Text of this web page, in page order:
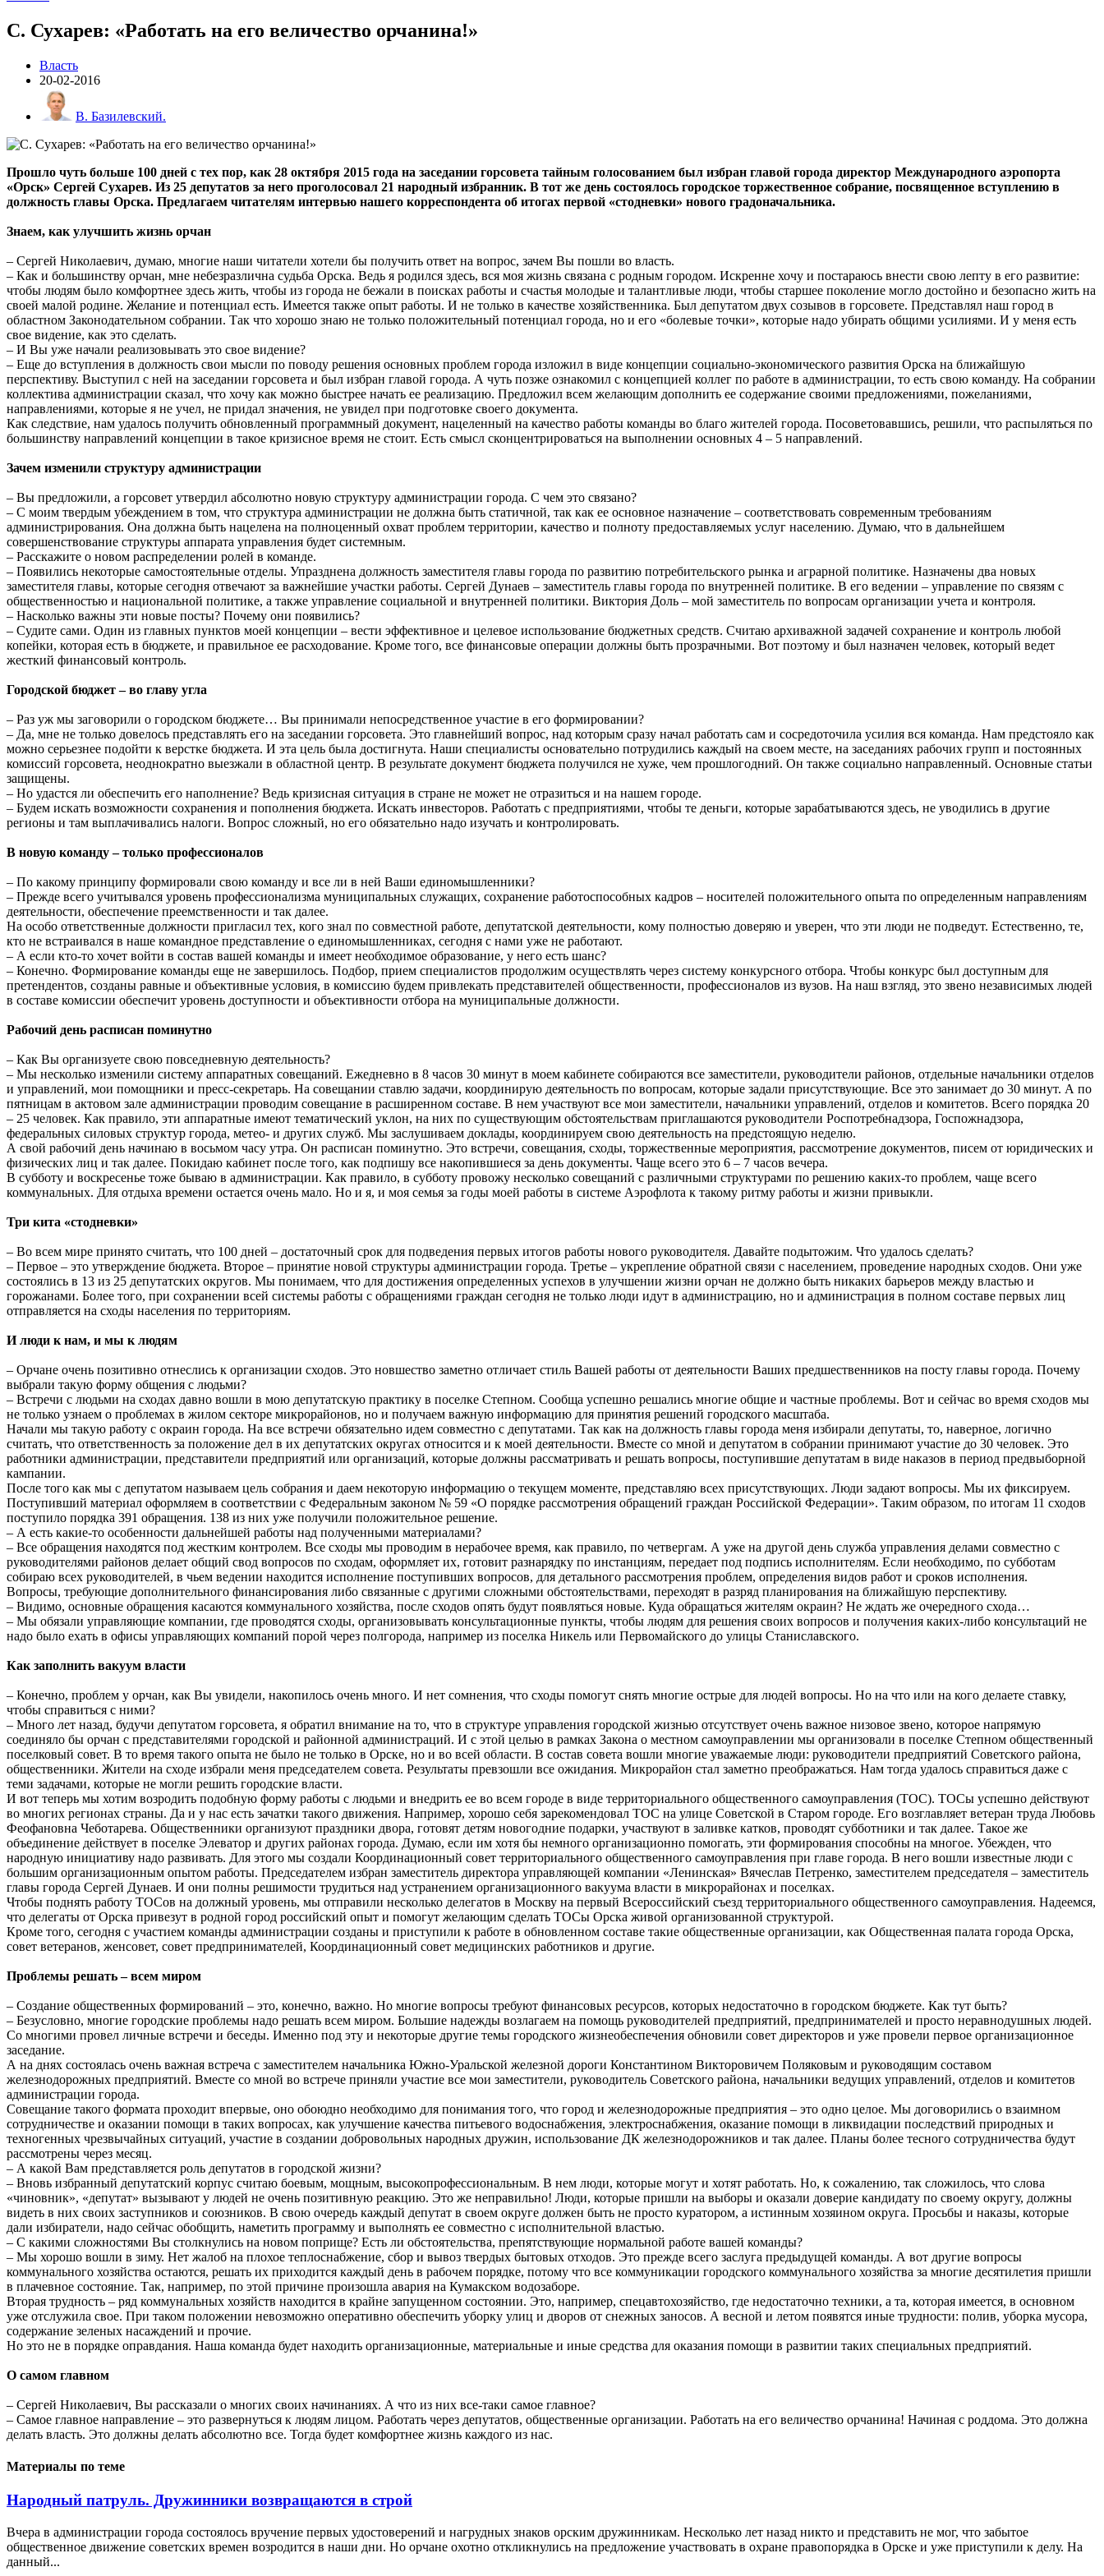
С. Сухарев: «Работать на его величество орчанина!»
Власть
20-02-2016
В. Базилевский.
Прошло чуть больше 100 дней с тех пор, как 28 октября 2015 года на заседании горсовета тайным голосованием был избран главой города директор Международного аэропорта
«Орск» Сергей Сухарев. Из 25 депутатов за него проголосовал 21 народный избранник. В тот же день состоялось городское торжественное собрание, посвященное вступлению в
должность главы Орска. Предлагаем читателям интервью нашего корреспондента об итогах первой «стодневки» нового градоначальника.
Знаем, как улучшить жизнь орчан
– Сергей Николаевич, думаю, многие наши читатели хотели бы получить ответ на вопрос, зачем Вы пошли во власть.
– Как и большинству орчан, мне небезразлична судьба Орска. Ведь я родился здесь, вся моя жизнь связана с родным городом. Искренне хочу и постараюсь внести свою лепту в его развитие:
чтобы людям было комфортнее здесь жить, чтобы из города не бежали в поисках работы и счастья молодые и талантливые люди, чтобы старшее поколение могло достойно и безопасно жить на
своей малой родине. Желание и потенциал есть. Имеется также опыт работы. И не только в качестве хозяйственника. Был депутатом двух созывов в горсовете. Представлял наш город в
областном Законодательном собрании. Так что хорошо знаю не только положительный потенциал города, но и его «болевые точки», которые надо убирать общими усилиями. И у меня есть
свое видение, как это сделать.
– И Вы уже начали реализовывать это свое видение?
– Еще до вступления в должность свои мысли по поводу решения основных проблем города изложил в виде концепции социально-экономического развития Орска на ближайшую
перспективу. Выступил с ней на заседании горсовета и был избран главой города. А чуть позже ознакомил с концепцией коллег по работе в администрации, то есть свою команду. На собрании
коллектива администрации сказал, что хочу как можно быстрее начать ее реализацию. Предложил всем желающим дополнить ее содержание своими предложениями, пожеланиями,
направлениями, которые я не учел, не придал значения, не увидел при подготовке своего документа.
Как следствие, нам удалось получить обновленный программный документ, нацеленный на качество работы команды во благо жителей города. Посоветовавшись, решили, что распыляться по
большинству направлений концепции в такое кризисное время не стоит. Есть смысл сконцентрироваться на выполнении основных 4 – 5 направлений.
Зачем изменили структуру администрации
– Вы предложили, а горсовет утвердил абсолютно новую структуру администрации города. С чем это связано?
– С моим твердым убеждением в том, что структура администрации не должна быть статичной, так как ее основное назначение – соответствовать современным требованиям
администрирования. Она должна быть нацелена на полноценный охват проблем территории, качество и полноту предоставляемых услуг населению. Думаю, что в дальнейшем
совершенствование структуры аппарата управления будет системным.
– Расскажите о новом распределении ролей в команде.
– Появились некоторые самостоятельные отделы. Упразднена должность заместителя главы города по развитию потребительского рынка и аграрной политике. Назначены два новых
заместителя главы, которые сегодня отвечают за важнейшие участки работы. Сергей Дунаев – заместитель главы города по внутренней политике. В его ведении – управление по связям с
общественностью и национальной политике, а также управление социальной и внутренней политики. Виктория Доль – мой заместитель по вопросам организации учета и контроля.
– Насколько важны эти новые посты? Почему они появились?
– Судите сами. Один из главных пунктов моей концепции – вести эффективное и целевое использование бюджетных средств. Считаю архиважной задачей сохранение и контроль любой
копейки, которая есть в бюджете, и правильное ее расходование. Кроме того, все финансовые операции должны быть прозрачными. Вот поэтому и был назначен человек, который ведет
жесткий финансовый контроль.
Городской бюджет – во главу угла
– Раз уж мы заговорили о городском бюджете… Вы принимали непосредственное участие в его формировании?
– Да, мне не только довелось представлять его на заседании горсовета. Это главнейший вопрос, над которым сразу начал работать сам и сосредоточила усилия вся команда. Нам предстояло как
можно серьезнее подойти к верстке бюджета. И эта цель была достигнута. Наши специалисты основательно потрудились каждый на своем месте, на заседаниях рабочих групп и постоянных
комиссий горсовета, неоднократно выезжали в областной центр. В результате документ бюджета получился не хуже, чем прошлогодний. Он также социально направленный. Основные статьи
защищены.
– Но удастся ли обеспечить его наполнение? Ведь кризисная ситуация в стране не может не отразиться и на нашем городе.
– Будем искать возможности сохранения и пополнения бюджета. Искать инвесторов. Работать с предприятиями, чтобы те деньги, которые зарабатываются здесь, не уводились в другие
регионы и там выплачивались налоги. Вопрос сложный, но его обязательно надо изучать и контролировать.
В новую команду – только профессионалов
– По какому принципу формировали свою команду и все ли в ней Ваши единомышленники?
– Прежде всего учитывался уровень профессионализма муниципальных служащих, сохранение работоспособных кадров – носителей положительного опыта по определенным направлениям
деятельности, обеспечение преемственности и так далее.
На особо ответственные должности пригласил тех, кого знал по совместной работе, депутатской деятельности, кому полностью доверяю и уверен, что эти люди не подведут. Естественно, те,
кто не встраивался в наше командное представление о единомышленниках, сегодня с нами уже не работают.
– А если кто-то хочет войти в состав вашей команды и имеет необходимое образование, у него есть шанс?
– Конечно. Формирование команды еще не завершилось. Подбор, прием специалистов продолжим осуществлять через систему конкурсного отбора. Чтобы конкурс был доступным для
претендентов, созданы равные и объективные условия, в комиссию будем привлекать представителей общественности, профессионалов из вузов. На наш взгляд, это звено независимых людей
в составе комиссии обеспечит уровень доступности и объективности отбора на муниципальные должности.
Рабочий день расписан поминутно
– Как Вы организуете свою повседневную деятельность?
– Мы несколько изменили систему аппаратных совещаний. Ежедневно в 8 часов 30 минут в моем кабинете собираются все заместители, руководители районов, отдельные начальники отделов
и управлений, мои помощники и пресс-секретарь. На совещании ставлю задачи, координирую деятельность по вопросам, которые задали присутствующие. Все это занимает до 30 минут. А по
пятницам в актовом зале администрации проводим совещание в расширенном составе. В нем участвуют все мои заместители, начальники управлений, отделов и комитетов. Всего порядка 20
– 25 человек. Как правило, эти аппаратные имеют тематический уклон, на них по существующим обстоятельствам приглашаются руководители Роспотребнадзора, Госпожнадзора,
федеральных силовых структур города, метео- и других служб. Мы заслушиваем доклады, координируем свою деятельность на предстоящую неделю.
А свой рабочий день начинаю в восьмом часу утра. Он расписан поминутно. Это встречи, совещания, сходы, торжественные мероприятия, рассмотрение документов, писем от юридических и
физических лиц и так далее. Покидаю кабинет после того, как подпишу все накопившиеся за день документы. Чаще всего это 6 – 7 часов вечера.
В субботу и воскресенье тоже бываю в администрации. Как правило, в субботу провожу несколько совещаний с различными структурами по решению каких-то проблем, чаще всего
коммунальных. Для отдыха времени остается очень мало. Но и я, и моя семья за годы моей работы в системе Аэрофлота к такому ритму работы и жизни привыкли.
Три кита «стодневки»
– Во всем мире принято считать, что 100 дней – достаточный срок для подведения первых итогов работы нового руководителя. Давайте подытожим. Что удалось сделать?
– Первое – это утверждение бюджета. Второе – принятие новой структуры администрации города. Третье – укрепление обратной связи с населением, проведение народных сходов. Они уже
состоялись в 13 из 25 депутатских округов. Мы понимаем, что для достижения определенных успехов в улучшении жизни орчан не должно быть никаких барьеров между властью и
горожанами. Более того, при сохранении всей системы работы с обращениями граждан сегодня не только люди идут в администрацию, но и администрация в полном составе первых лиц
отправляется на сходы населения по территориям.
И люди к нам, и мы к людям
– Орчане очень позитивно отнеслись к организации сходов. Это новшество заметно отличает стиль Вашей работы от деятельности Ваших предшественников на посту главы города. Почему
выбрали такую форму общения с людьми?
– Встречи с людьми на сходах давно вошли в мою депутатскую практику в поселке Степном. Сообща успешно решались многие общие и частные проблемы. Вот и сейчас во время сходов мы
не только узнаем о проблемах в жилом секторе микрорайонов, но и получаем важную информацию для принятия решений городского масштаба.
Начали мы такую работу с окраин города. На все встречи обязательно идем совместно с депутатами. Так как на должность главы города меня избирали депутаты, то, наверное, логично
считать, что ответственность за положение дел в их депутатских округах относится и к моей деятельности. Вместе со мной и депутатом в собрании принимают участие до 30 человек. Это
работники администрации, представители предприятий или организаций, которые должны рассматривать и решать вопросы, поступившие депутатам в виде наказов в период предвыборной
кампании.
После того как мы с депутатом называем цель собрания и даем некоторую информацию о текущем моменте, представляю всех присутствующих. Люди задают вопросы. Мы их фиксируем.
Поступивший материал оформляем в соответствии с Федеральным законом № 59 «О порядке рассмотрения обращений граждан Российской Федерации». Таким образом, по итогам 11 сходов
поступило порядка 391 обращения. 138 из них уже получили положительное решение.
– А есть какие-то особенности дальнейшей работы над полученными материалами?
– Все обращения находятся под жестким контролем. Все сходы мы проводим в нерабочее время, как правило, по четвергам. А уже на другой день служба управления делами совместно с
руководителями районов делает общий свод вопросов по сходам, оформляет их, готовит разнарядку по инстанциям, передает под подпись исполнителям. Если необходимо, по субботам
собираю всех руководителей, в чьем ведении находится исполнение поступивших вопросов, для детального рассмотрения проблем, определения видов работ и сроков исполнения.
Вопросы, требующие дополнительного финансирования либо связанные с другими сложными обстоятельствами, переходят в разряд планирования на ближайшую перспективу.
– Видимо, основные обращения касаются коммунального хозяйства, после сходов опять будут появляться новые. Куда обращаться жителям окраин? Не ждать же очередного схода…
– Мы обязали управляющие компании, где проводятся сходы, организовывать консультационные пункты, чтобы людям для решения своих вопросов и получения каких-либо консультаций не
надо было ехать в офисы управляющих компаний порой через полгорода, например из поселка Никель или Первомайского до улицы Станиславского.
Как заполнить вакуум власти
– Конечно, проблем у орчан, как Вы увидели, накопилось очень много. И нет сомнения, что сходы помогут снять многие острые для людей вопросы. Но на что или на кого делаете ставку,
чтобы справиться с ними?
– Много лет назад, будучи депутатом горсовета, я обратил внимание на то, что в структуре управления городской жизнью отсутствует очень важное низовое звено, которое напрямую
соединяло бы орчан с представителями городской и районной администраций. И с этой целью в рамках Закона о местном самоуправлении мы организовали в поселке Степном общественный
поселковый совет. В то время такого опыта не было не только в Орске, но и во всей области. В состав совета вошли многие уважаемые люди: руководители предприятий Советского района,
общественники. Жители на сходе избрали меня председателем совета. Результаты превзошли все ожидания. Микрорайон стал заметно преображаться. Нам тогда удалось справиться даже с
теми задачами, которые не могли решить городские власти.
И вот теперь мы хотим возродить подобную форму работы с людьми и внедрить ее во всем городе в виде территориального общественного самоуправления (ТОС). ТОСы успешно действуют
во многих регионах страны. Да и у нас есть зачатки такого движения. Например, хорошо себя зарекомендовал ТОС на улице Советской в Старом городе. Его возглавляет ветеран труда Любовь
Феофановна Чеботарева. Общественники организуют праздники двора, готовят детям новогодние подарки, участвуют в заливке катков, проводят субботники и так далее. Такое же
объединение действует в поселке Элеватор и других районах города. Думаю, если им хотя бы немного организационно помогать, эти формирования способны на многое. Убежден, что
народную инициативу надо развивать. Для этого мы создали Координационный совет территориального общественного самоуправления при главе города. В него вошли известные люди с
большим организационным опытом работы. Председателем избран заместитель директора управляющей компании «Ленинская» Вячеслав Петренко, заместителем председателя – заместитель
главы города Сергей Дунаев. И они полны решимости трудиться над устранением организационного вакуума власти в микрорайонах и поселках.
Чтобы поднять работу ТОСов на должный уровень, мы отправили несколько делегатов в Москву на первый Всероссийский съезд территориального общественного самоуправления. Надеемся,
что делегаты от Орска привезут в родной город российский опыт и помогут желающим сделать ТОСы Орска живой организованной структурой.
Кроме того, сегодня с участием команды администрации созданы и приступили к работе в обновленном составе такие общественные организации, как Общественная палата города Орска,
совет ветеранов, женсовет, совет предпринимателей, Координационный совет медицинских работников и другие.
Проблемы решать – всем миром
– Создание общественных формирований – это, конечно, важно. Но многие вопросы требуют финансовых ресурсов, которых недостаточно в городском бюджете. Как тут быть?
– Безусловно, многие городские проблемы надо решать всем миром. Большие надежды возлагаем на помощь руководителей предприятий, предпринимателей и просто неравнодушных людей.
Со многими провел личные встречи и беседы. Именно под эту и некоторые другие темы городского жизнеобеспечения обновили совет директоров и уже провели первое организационное
заседание.
А на днях состоялась очень важная встреча с заместителем начальника Южно-Уральской железной дороги Константином Викторовичем Поляковым и руководящим составом
железнодорожных предприятий. Вместе со мной во встрече приняли участие все мои заместители, руководитель Советского района, начальники ведущих управлений, отделов и комитетов
администрации города.
Совещание такого формата проходит впервые, оно обоюдно необходимо для понимания того, что город и железнодорожные предприятия – это одно целое. Мы договорились о взаимном
сотрудничестве и оказании помощи в таких вопросах, как улучшение качества питьевого водоснабжения, электроснабжения, оказание помощи в ликвидации последствий природных и
техногенных чрезвычайных ситуаций, участие в создании добровольных народных дружин, использование ДК железнодорожников и так далее. Планы более тесного сотрудничества будут
рассмотрены через месяц.
– А какой Вам представляется роль депутатов в городской жизни?
– Вновь избранный депутатский корпус считаю боевым, мощным, высокопрофессиональным. В нем люди, которые могут и хотят работать. Но, к сожалению, так сложилось, что слова
«чиновник», «депутат» вызывают у людей не очень позитивную реакцию. Это же неправильно! Люди, которые пришли на выборы и оказали доверие кандидату по своему округу, должны
видеть в них своих заступников и союзников. В свою очередь каждый депутат в своем округе должен быть не просто куратором, а истинным хозяином округа. Просьбы и наказы, которые
дали избиратели, надо сейчас обобщить, наметить программу и выполнять ее совместно с исполнительной властью.
– С какими сложностями Вы столкнулись на новом поприще? Есть ли обстоятельства, препятствующие нормальной работе вашей команды?
– Мы хорошо вошли в зиму. Нет жалоб на плохое теплоснабжение, сбор и вывоз твердых бытовых отходов. Это прежде всего заслуга предыдущей команды. А вот другие вопросы
коммунального хозяйства остаются, решать их приходится каждый день в рабочем порядке, потому что все коммуникации городского коммунального хозяйства за многие десятилетия пришли
в плачевное состояние. Так, например, по этой причине произошла авария на Кумакском водозаборе.
Вторая трудность – ряд коммунальных хозяйств находится в крайне запущенном состоянии. Это, например, спецавтохозяйство, где недостаточно техники, а та, которая имеется, в основном
уже отслужила свое. При таком положении невозможно оперативно обеспечить уборку улиц и дворов от снежных заносов. А весной и летом появятся иные трудности: полив, уборка мусора,
содержание зеленых насаждений и прочие.
Но это не в порядке оправдания. Наша команда будет находить организационные, материальные и иные средства для оказания помощи в развитии таких специальных предприятий.
О самом главном
– Сергей Николаевич, Вы рассказали о многих своих начинаниях. А что из них все-таки самое главное?
– Самое главное направление – это развернуться к людям лицом. Работать через депутатов, общественные организации. Работать на его величество орчанина! Начиная с роддома. Это должна
делать власть. Это должны делать абсолютно все. Тогда будет комфортнее жизнь каждого из нас.
Материалы по теме
Народный патруль. Дружинники возвращаются в строй
Вчера в администрации города состоялось вручение первых удостоверений и нагрудных знаков орским дружинникам. Несколько лет назад никто и представить не мог, что забытое
общественное движение советских времен возродится в наши дни. Но орчане охотно откликнулись на предложение участвовать в охране правопорядка в Орске и уже приступили к делу. На
данный...